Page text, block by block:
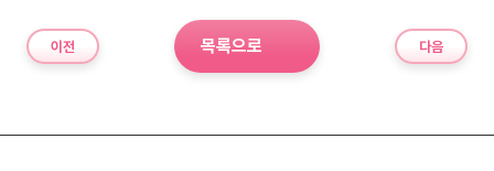
이전 목록으로 다음